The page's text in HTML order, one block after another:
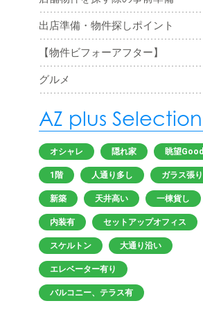
出店準備・物件探しポイント
【物件ビフォーアフター】
グルメ
AZ plus Selection
オシャレ 隠れ家 眺望Good
1階 人通り多し ガラス張り
新築 天井高い 一棟貨し
内装有 セットアップオフィス
スケルトン 大通り沿い
エレベーター有り
バルコニー、テラス有